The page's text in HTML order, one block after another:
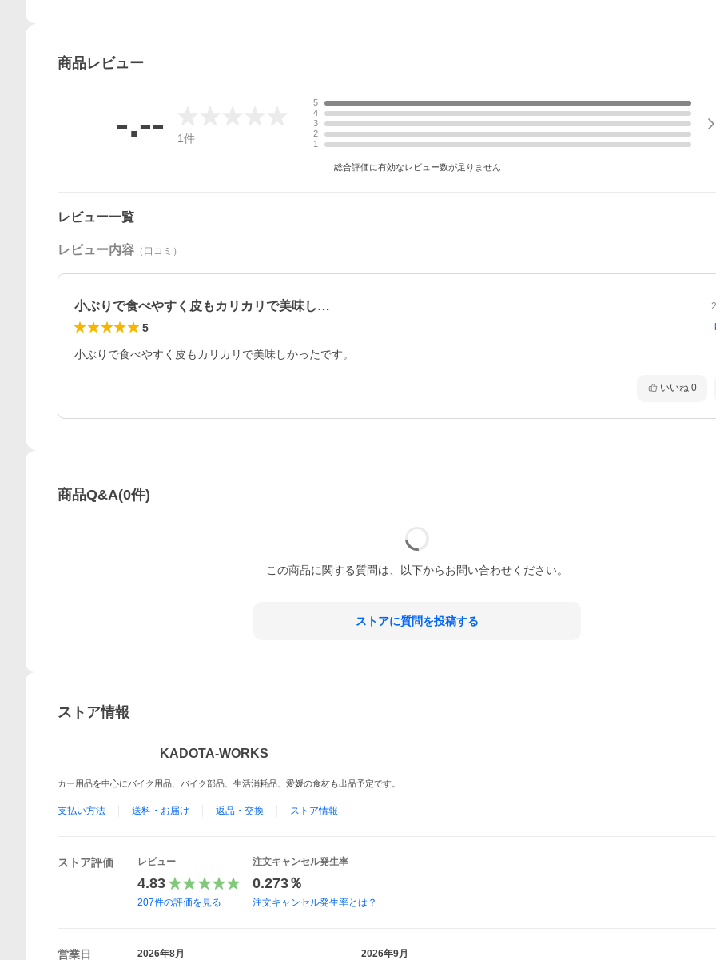
商品レビュー
-.-- 1件
5
4
3
2
1
総合評価に有効なレビュー数が足りません
レビュー一覧
レビュー内容 （口コミ）
小ぶりで食べやすく皮もカリカリで美味し…
5
小ぶりで食べやすく皮もカリカリで美味しかったです。
いいね 0
商品Q&A(0件)
この商品に関する質問は、以下からお問い合わせください。
ストアに質問を投稿する
ストア情報
KADOTA-WORKS
カー用品を中心にバイク用品、バイク部品、生活消耗品、愛媛の食材も出品予定です。
支払い方法 送料・お届け 返品・交換 ストア情報
ストア評価 レビュー
4.83
207件の評価を見る
注文キャンセル発生率
0.273％
注文キャンセル発生率とは？
営業日 2026年8月 2026年9月